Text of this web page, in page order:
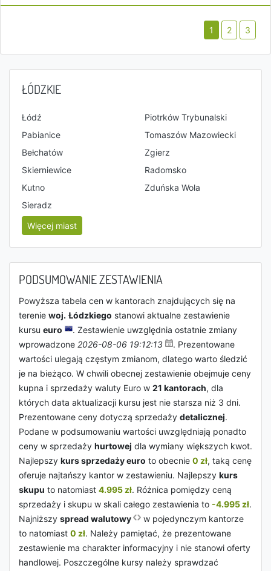
1 2 3
ŁÓDZKIE
Łódź
Piotrków Trybunalski
Pabianice
Tomaszów Mazowiecki
Bełchatów
Zgierz
Skierniewice
Radomsko
Kutno
Zduńska Wola
Sieradz
Więcej miast
PODSUMOWANIE ZESTAWIENIA
Powyższa tabela cen w kantorach znajdujących się na
terenie woj. Łódzkiego stanowi aktualne zestawienie
kursu euro
. Zestawienie uwzględnia ostatnie zmiany
wprowadzone 2026-08-06 19:12:13
. Prezentowane
wartości ulegają częstym zmianom, dlatego warto śledzić
je na bieżąco. W chwili obecnej zestawienie obejmuje ceny
kupna i sprzedaży waluty Euro w 21 kantorach, dla
których data aktualizacji kursu jest nie starsza niż 3 dni.
Prezentowane ceny dotyczą sprzedaży detalicznej.
Podane w podsumowaniu wartości uwzględniają ponadto
ceny w sprzedaży hurtowej dla wymiany większych kwot.
Najlepszy kurs sprzedaży euro to obecnie 0 zł, taką cenę
oferuje najtańszy kantor w zestawieniu. Najlepszy kurs
skupu to natomiast 4.995 zł. Różnica pomiędzy ceną
sprzedaży i skupu w skali całego zestawienia to -4.995 zł.
Najniższy spread walutowy
w pojedynczym kantorze
to natomiast 0 zł. Należy pamiętać, że prezentowane
zestawienie ma charakter informacyjny i nie stanowi oferty
handlowej. Poszczególne kursy należy sprawdzać